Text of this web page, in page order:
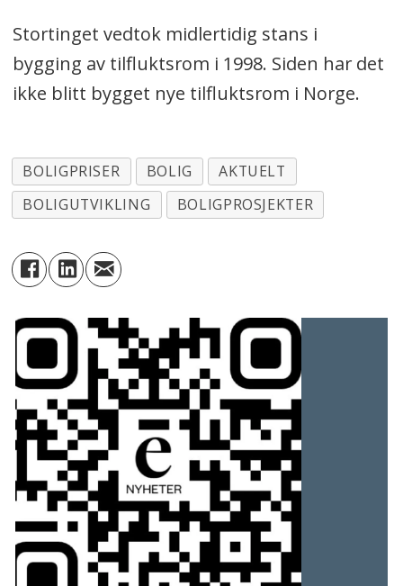
Stortinget vedtok midlertidig stans i
bygging av tilfluktsrom i 1998. Siden har det
ikke blitt bygget nye tilfluktsrom i Norge.
BOLIGPRISER BOLIG
AKTUELT
BOLIGUTVIKLING
BOLIGPROSJEKTER